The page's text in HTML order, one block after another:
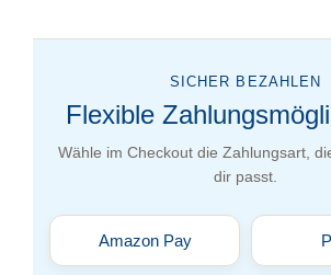
SICHER BEZAHLEN
Flexible
Wähle im Checkout die Zahlungsart,
dir passt.
Amazon Pay